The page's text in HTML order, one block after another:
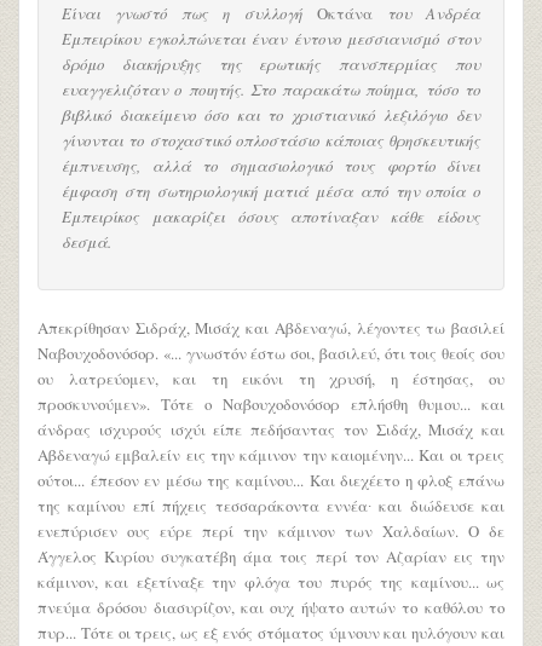
Είναι γνωστό πως η συλλογή Οκτάνα του Ανδρέα
Εμπειρίκου εγκολπώνεται έναν έντονο μεσσιανισμό στον
δρόμο διακήρυξης της ερωτικής πανσπερμίας που
ευαγγελιζόταν ο ποιητής. Στο παρακάτω ποίημα, τόσο το
βιβλικό διακείμενο όσο και το χριστιανικό λεξιλόγιο δεν
γίνονται το στοχαστικό οπλοστάσιο κάποιας θρησκευτικής
έμπνευσης, αλλά το σημασιολογικό τους φορτίο δίνει
έμφαση στη σωτηριολογική ματιά μέσα από την οποία ο
Εμπειρίκος μακαρίζει όσους αποτίναξαν κάθε είδους
δεσμά.
Απεκρίθησαν Σιδράχ, Μισάχ και Αβδεναγώ, λέγοντες τω βασιλεί
Ναβουχοδονόσορ. «... γνωστόν έστω σοι, βασιλεύ, ότι τοις θεοίς σου
ου λατρεύομεν, και τη εικόνι τη χρυσή, η έστησας, ου
προσκυνούμεν». Τότε ο Ναβουχοδονόσορ επλήσθη θυμου... και
άνδρας ισχυρούς ισχύι είπε πεδήσαντας τον Σιδάχ, Μισάχ και
Αβδεναγώ εμβαλείν εις την κάμινον την καιομένην... Και οι τρεις
ούτοι... έπεσον εν μέσω της καμίνου... Και διεχέετο η φλοξ επάνω
της καμίνου επί πήχεις τεσσαράκοντα εννέα∙ και διώδευσε και
ενεπύρισεν ους εύρε περί την κάμινον των Χαλδαίων. Ο δε
Άγγελος Κυρίου συγκατέβη άμα τοις περί τον Αζαρίαν εις την
κάμινον, και εξετίναξε την φλόγα του πυρός της καμίνου... ως
πνεύμα δρόσου διασυρίζον, και ουχ ήψατο αυτών το καθόλου το
πυρ... Τότε οι τρεις, ως εξ ενός στόματος ύμνουν και ηυλόγουν και